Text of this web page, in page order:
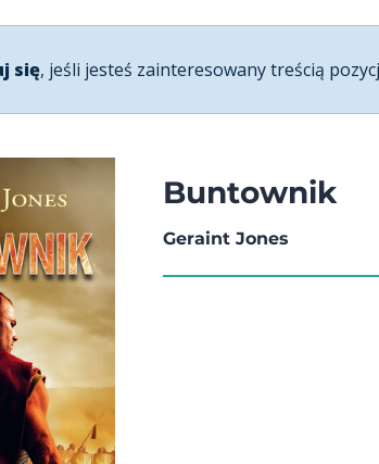
się, jeśli jesteś zainteresowany treścią
Buntownik
Geraint Jones